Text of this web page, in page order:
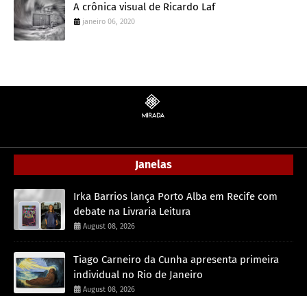
A crônica visual de Ricardo Laf
janeiro 06, 2020
Janelas
Irka Barrios lança Porto Alba em Recife com
debate na Livraria Leitura
August 08, 2026
Tiago Carneiro da Cunha apresenta primeira
individual no Rio de Janeiro
August 08, 2026